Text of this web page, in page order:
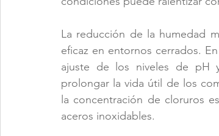
La reducción de la humedad
eficaz en entornos cerrados.
ajuste de los niveles de pH
prolongar la vida útil de los
la concentración de cloruros
aceros inoxidables.